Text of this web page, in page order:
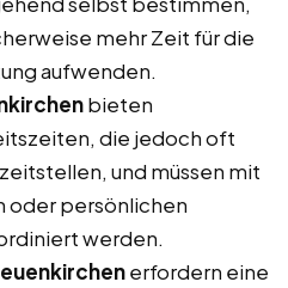
mehr Zeit für die
aufwenden.
bieten
die jedoch oft
und müssen mit
oder persönlichen
werden.
erfordern eine